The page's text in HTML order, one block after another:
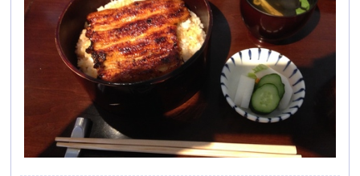
本日のうなぎは三島にて
暑くなってくるとうなぎを食べる機会が多くなります
が、今月２匹目？のうなぎは三島の桜家で頂きました。
実は静岡県の三島もうなぎは有名でお店も数多くありま
すが、ここは創業が安政三年と歴史も大変古く三島では
有名なお店であり、お昼時となれば店の外に行列ができ
るほどの人気店です。